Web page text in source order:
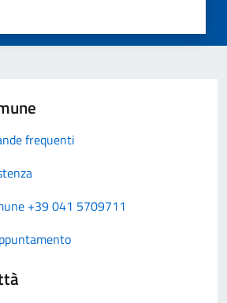
frequenti
+39 041 5709711